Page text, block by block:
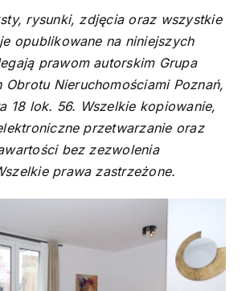
rysunki, zdjęcia oraz wszystkie
opublikowane na niniejszych
prawom autorskim Grupa
Obrotu Nieruchomościami Poznań,
18 lok. 56. Wszelkie kopiowanie,
przetwarzanie oraz
bez zezwolenia
prawa zastrzeżone.